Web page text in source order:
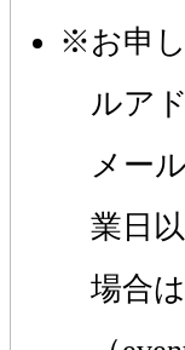
お申
ルア
メー
業日
場合